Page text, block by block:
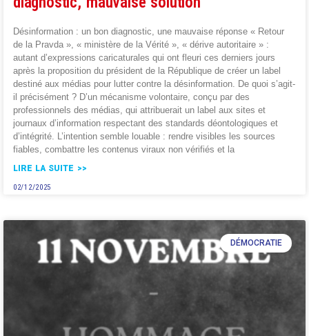
Désinformation : un bon diagnostic, une mauvaise réponse « Retour
de la Pravda », « ministère de la Vérité », « dérive autoritaire » :
autant d’expressions caricaturales qui ont fleuri ces derniers jours
après la proposition du président de la République de créer un label
destiné aux médias pour lutter contre la désinformation. De quoi s’agit-
il précisément ? D’un mécanisme volontaire, conçu par des
professionnels des médias, qui attribuerait un label aux sites et
journaux d’information respectant des standards déontologiques et
d’intégrité. L’intention semble louable : rendre visibles les sources
fiables, combattre les contenus viraux non vérifiés et la
LIRE LA SUITE >>
02/12/2025
DÉMOCRATIE